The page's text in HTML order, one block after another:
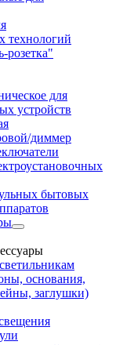
технологий
розетка"
для
устройств
диммер
бытовых
основания,
заглушки)